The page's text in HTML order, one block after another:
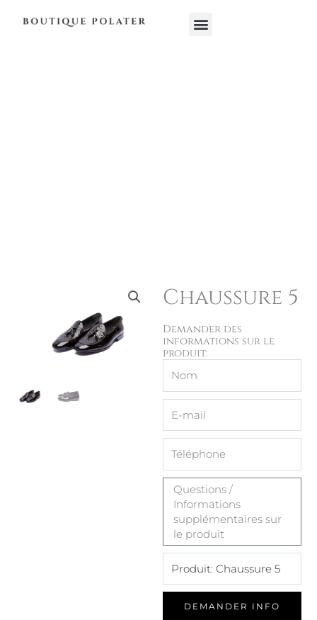
Menu
Chaussure 5
Demander des
informations sur le
produit:
mail
Message
DEMANDER INFO